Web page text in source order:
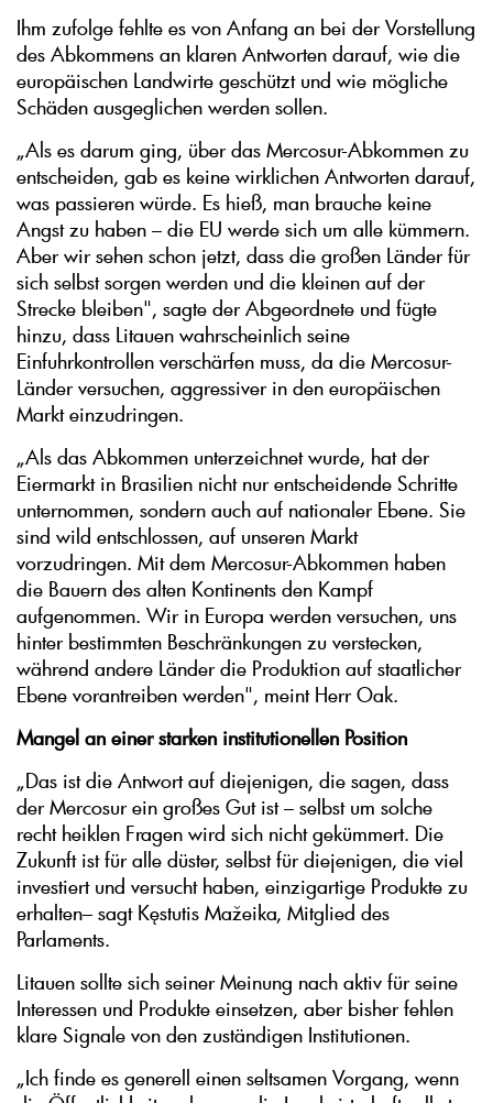
Ihm zufolge fehlte es von Anfang an bei der Vorstellung
des Abkommens an klaren Antworten darauf, wie die
europäischen Landwirte geschützt und wie mögliche
Schäden ausgeglichen werden sollen.
„Als es darum ging, über das Mercosur-Abkommen zu
entscheiden, gab es keine wirklichen Antworten darauf,
was passieren würde. Es hieß, man brauche keine
Angst zu haben – die EU werde sich um alle kümmern.
Aber wir sehen schon jetzt, dass die großen Länder für
sich selbst sorgen werden und die kleinen auf der
Strecke bleiben", sagte der Abgeordnete und fügte
hinzu, dass Litauen wahrscheinlich seine
Einfuhrkontrollen verschärfen muss, da die Mercosur-
Länder versuchen, aggressiver in den europäischen
Markt einzudringen.
„Als das Abkommen unterzeichnet wurde, hat der
Eiermarkt in Brasilien nicht nur entscheidende Schritte
unternommen, sondern auch auf nationaler Ebene. Sie
sind wild entschlossen, auf unseren Markt
vorzudringen. Mit dem Mercosur-Abkommen haben
die Bauern des alten Kontinents den Kampf
aufgenommen. Wir in Europa werden versuchen, uns
hinter bestimmten Beschränkungen zu verstecken,
während andere Länder die Produktion auf staatlicher
Ebene vorantreiben werden", meint Herr Oak.
Mangel an einer starken institutionellen Position
„Das ist die Antwort auf diejenigen, die sagen, dass
der Mercosur ein großes Gut ist – selbst um solche
recht heiklen Fragen wird sich nicht gekümmert. Die
Zukunft ist für alle düster, selbst für diejenigen, die viel
investiert und versucht haben, einzigartige Produkte zu
erhalten– sagt Kęstutis Mažeika, Mitglied des
Parlaments.
Litauen sollte sich seiner Meinung nach aktiv für seine
Interessen und Produkte einsetzen, aber bisher fehlen
klare Signale von den zuständigen Institutionen.
„Ich finde es generell einen seltsamen Vorgang, wenn